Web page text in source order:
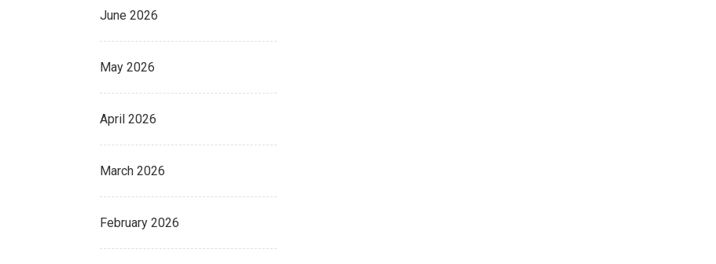
June 2026
May 2026
April 2026
March 2026
February 2026